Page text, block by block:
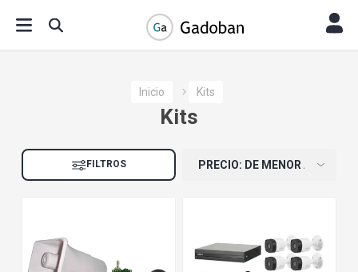
Inicio Kits
Kits
FILTROS